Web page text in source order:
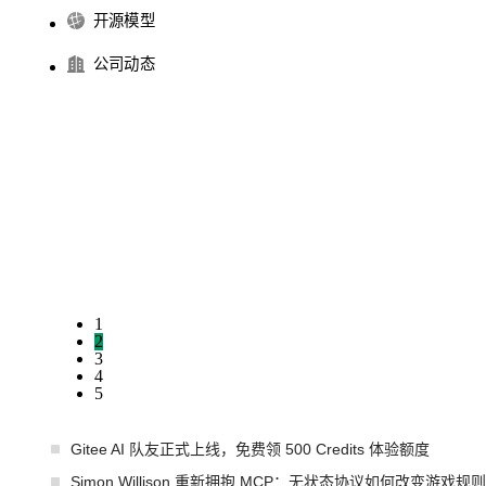
开源模型
公司动态
1
2
3
4
5
Gitee AI 队友正式上线，免费领 500 Credits 体验额度
Simon Willison 重新拥抱 MCP：无状态协议如何改变游戏规则